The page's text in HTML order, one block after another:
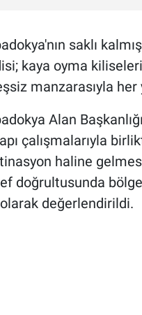
saklı
kaya oyma
manzarasıyla her
Alan
çalışmalarıyla
haline
doğrultusunda
değerlendirildi.